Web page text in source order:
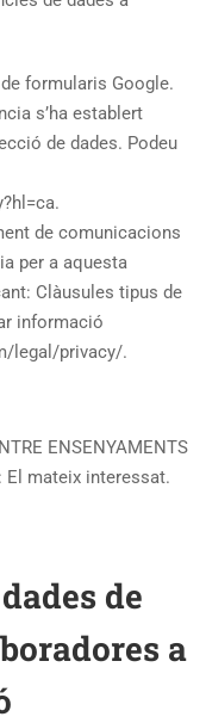
formularis Google.
s’ha establert
de dades. Podeu
de comunicacions
per a aquesta
Clàusules tipus de
informació
legal/privacy/.
ENSENYAMENTS
El mateix interessat.
de
a